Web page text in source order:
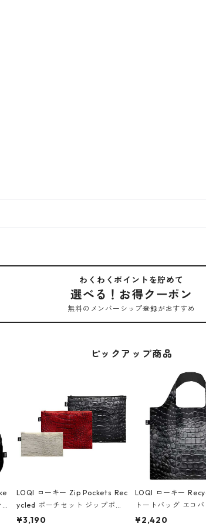
わくわくポイントを貯めて
選べる！お得クーポン
無料のメンバーシップ登録がおすすめ
ピックアップ商品
LOQI ローキー Zip Pockets Rec
ycled ポーチセット ジップポケ
ット ファスナーポーチ 撥水加工
¥3,190
LOQI ローキー
トートバッグ エコバ
たみ 大きめ 撥水加
¥2,420